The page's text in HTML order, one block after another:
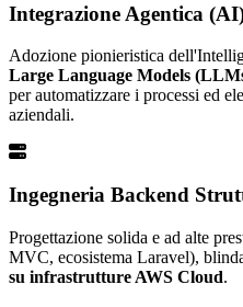
Integrazione Agentica
Adozione pionieristica
Large Language Models
per automatizzare i processi ed
aziendali.
Ingegneria Backend
Progettazione solida e ad alte
MVC, ecosistema Laravel),
su infrastrutture AWS Cloud.